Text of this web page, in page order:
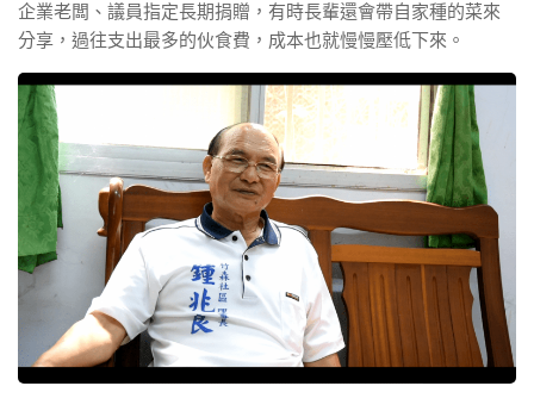
企業老闆、議員指定長期捐贈，有時長輩還會帶自家種的菜來
分享，過往支出最多的伙食費，成本也就慢慢壓低下來。